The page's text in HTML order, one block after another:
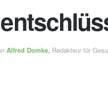
Alfred Domke, Redakteur für